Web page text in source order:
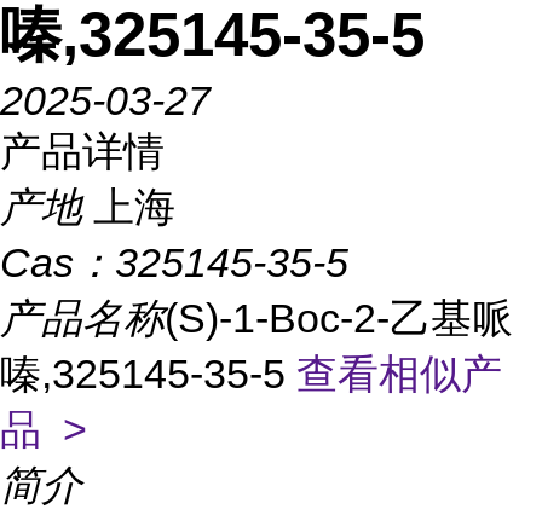
嗪,325145-35-5
2025-03-27
产品详情
产地
上海
Cas： 325145-35-5
产品名称(S)-1-Boc-2-乙基哌
嗪,325145-35-5 查看相似产
品 >
简介